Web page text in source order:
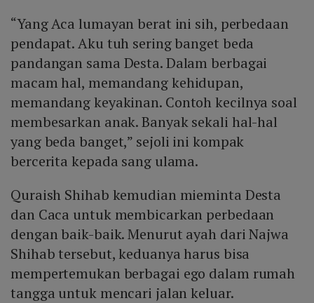
“Yang Aca lumayan berat ini sih, perbedaan
pendapat. Aku tuh sering banget beda
pandangan sama Desta. Dalam berbagai
macam hal, memandang kehidupan,
memandang keyakinan. Contoh kecilnya soal
membesarkan anak. Banyak sekali hal-hal
yang beda banget,” sejoli ini kompak
bercerita kepada sang ulama.
Quraish Shihab kemudian mieminta Desta
dan Caca untuk membicarkan perbedaan
dengan baik-baik. Menurut ayah dari Najwa
Shihab tersebut, keduanya harus bisa
mempertemukan berbagai ego dalam rumah
tangga untuk mencari jalan keluar.